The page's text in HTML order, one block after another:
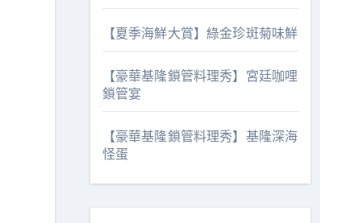
【夏季海鮮大賞】綠金珍斑菊味鮮
【豪華基隆鎖管料理秀】宮廷咖哩
鎖管宴
【豪華基隆鎖管料理秀】基隆深海
怪蛋